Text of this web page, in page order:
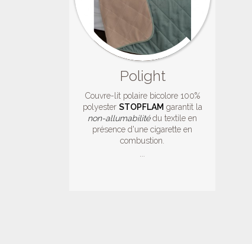
Polight
Couvre-lit polaire bicolore 100%
polyester STOPFLAM garantit la
non-allumabilitédu textile en
présence d'une cigarette en
combustion.